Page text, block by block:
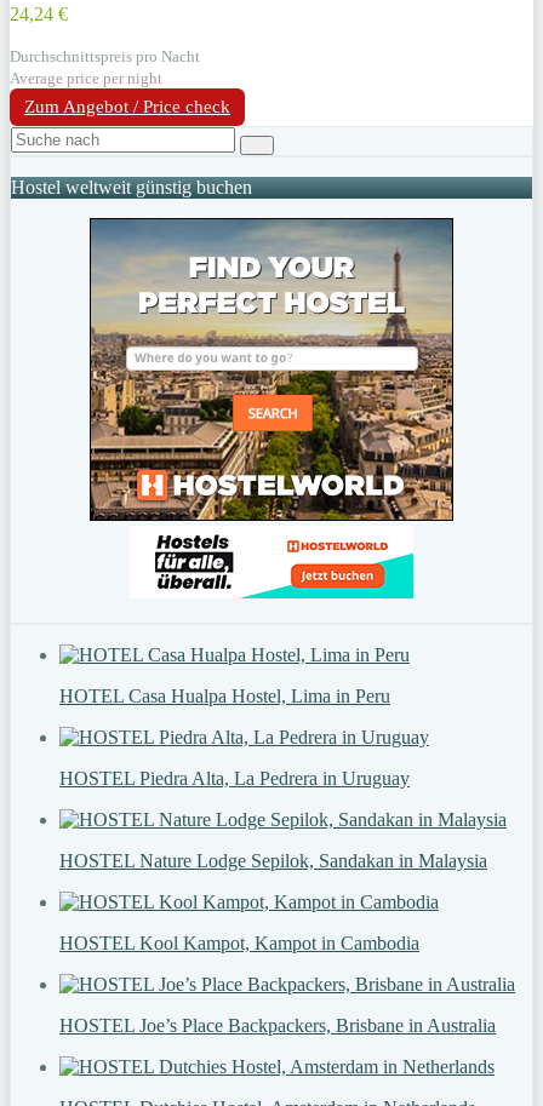
24,24 €
Durchschnittspreis pro Nacht
Average price per night
Zum Angebot / Price check
Hostel weltweit günstig buchen
HOTEL Casa Hualpa Hostel, Lima in Peru
HOSTEL Piedra Alta, La Pedrera in Uruguay
HOSTEL Nature Lodge Sepilok, Sandakan in Malaysia
HOSTEL Kool Kampot, Kampot in Cambodia
HOSTEL Joe’s Place Backpackers, Brisbane in Australia